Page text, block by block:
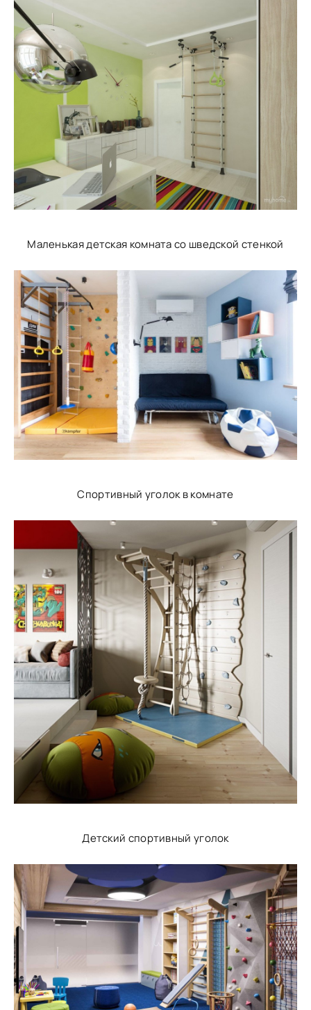
Маленькая детская комната со шведской стенкой
Спортивный уголок в комнате
Детский спортивный уголок